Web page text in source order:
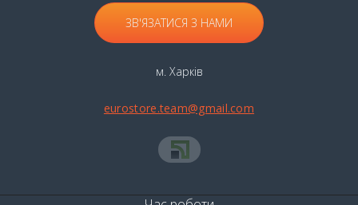
ЗВ'ЯЗАТИСЯ З НАМИ
м. Харків
eurostore.team@gmail.com